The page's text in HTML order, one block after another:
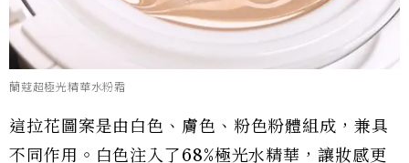
蘭蔻超極光精華水粉霜
這拉花圖案是由白色、膚色、粉色粉體組成，兼具
不同作用。白色注入了68%極光水精華，讓妝感更